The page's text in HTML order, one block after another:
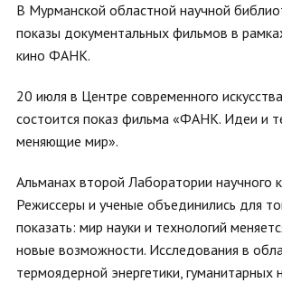
В Мурманской областной научной
показы документальных фильмов в
кино ФАНК.
20 июля в Центре современного
состоится показ фильма «ФАНК. Идеи и
меняющие мир».
Альманах второй Лаборатории научного
Режиссеры и ученые объединились для
показать: мир науки и технологий
новые возможности. Исследования в
термоядерной энергетики, гуманитарных